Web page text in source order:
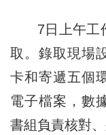
7日上午工作
取。錄取現場
卡和寄遞五個
電子檔案，數
書組負責核對、